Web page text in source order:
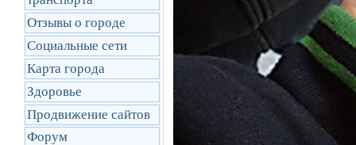
Отзывы о городе
Социальные сети
Карта города
Здоровье
Продвижение сайтов
Форум